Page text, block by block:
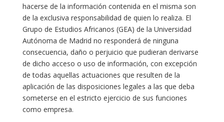
hacerse de la información contenida en el misma son
de la exclusiva responsabilidad de quien lo realiza. El
Grupo de Estudios Africanos (GEA) de la Universidad
Autónoma de Madrid no responderá de ninguna
consecuencia, daño o perjuicio que pudieran derivarse
de dicho acceso o uso de información, con excepción
de todas aquellas actuaciones que resulten de la
aplicación de las disposiciones legales a las que deba
someterse en el estricto ejercicio de sus funciones
como empresa.